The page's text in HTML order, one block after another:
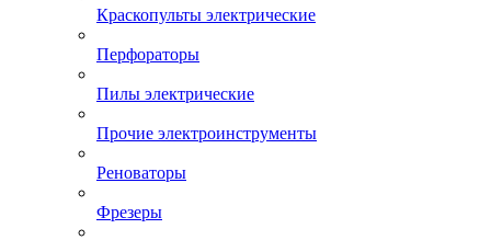
Краскопульты электрические
Перфораторы
Пилы электрические
Прочие электроинструменты
Реноваторы
Фрезеры